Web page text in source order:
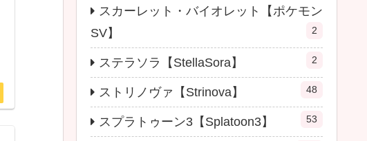
スカーレット・バイオレット【ポケモン
SV】
2
ステラソラ【StellaSora】 2
ストリノヴァ【Strinova】 48
スプラトゥーン3【Splatoon3】 53